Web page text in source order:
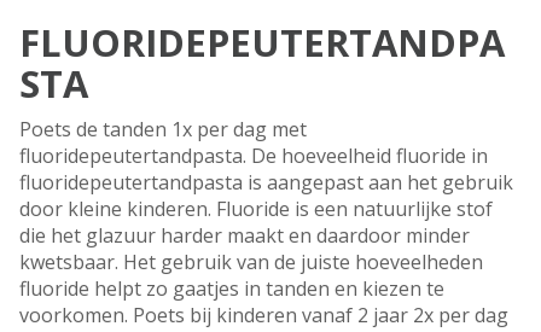
FLUORIDEPEUTERTANDPA
STA
Poets de tanden 1x per dag met
fluoridepeutertandpasta. De hoeveelheid fluoride in
fluoridepeutertandpasta is aangepast aan het gebruik
door kleine kinderen. Fluoride is een natuurlijke stof
die het glazuur harder maakt en daardoor minder
kwetsbaar. Het gebruik van de juiste hoeveelheden
fluoride helpt zo gaatjes in tanden en kiezen te
voorkomen. Poets bij kinderen vanaf 2 jaar 2x per dag